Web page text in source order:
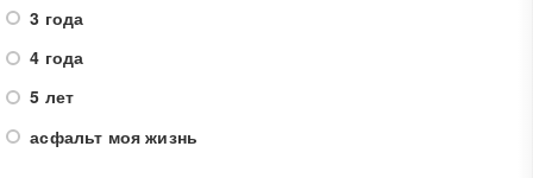
3 года
4 года
5 лет
асфальт моя жизнь